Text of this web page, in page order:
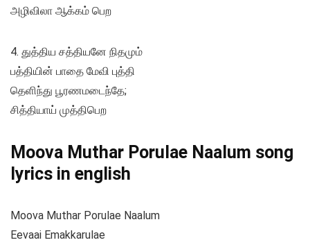
அழிவிலா ஆக்கம் பெற
4. துத்திய சத்தியனே நிதமும்
பத்தியின் பாதை மேவி புத்தி
தெளிந்து பூரணமடைந்தே;
சித்தியாய் முத்திபெற
Moova Muthar Porulae Naalum song
lyrics in english
Moova Muthar Porulae Naalum
Eevaai Emakkarulae